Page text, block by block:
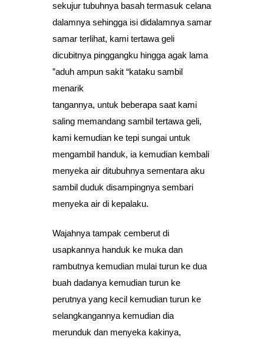
sekujur tubuhnya basah termasuk celana
dalamnya sehingga isi didalamnya samar
samar terlihat, kami tertawa geli
dicubitnya pinggangku hingga agak lama
”aduh ampun sakit “kataku sambil
menarik
tangannya, untuk beberapa saat kami
saling memandang sambil tertawa geli,
kami kemudian ke tepi sungai untuk
mengambil handuk, ia kemudian kembali
menyeka air ditubuhnya sementara aku
sambil duduk disampingnya sembari
menyeka air di kepalaku.
Wajahnya tampak cemberut di
usapkannya handuk ke muka dan
rambutnya kemudian mulai turun ke dua
buah dadanya kemudian turun ke
perutnya yang kecil kemudian turun ke
selangkangannya kemudian dia
merunduk dan menyeka kakinya,